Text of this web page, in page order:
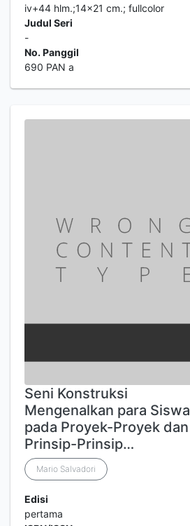
iv+44 hlm.;14x21 cm.; fullcolor
Judul Seri
-
No. Panggil
690 PAN a
Seni Konstruksi
Mengenalkan para Siswa
pada Proyek-Proyek dan
Prinsip-Prinsip…
Mario Salvadori
Edisi
pertama